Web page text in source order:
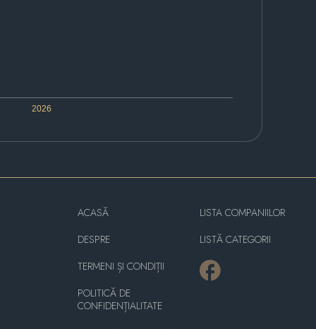
2026
ACASĂ
DESPRE
TERMENI ȘI CONDIȚII
POLITICĂ DE
CONFIDENȚIALITATE
LISTA COMPANIILOR
LISTĂ CATEGORII